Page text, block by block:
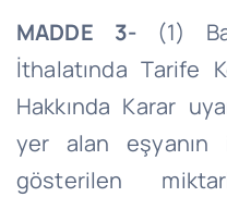
MADDE 3-(1)
İthalatında Tarife
Hakkında Karar
yer alan eşyanın
gösterilen